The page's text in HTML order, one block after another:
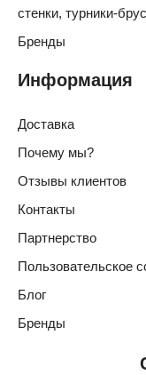
стенки, турники-
Бренды
Информация
Доставка
Почему мы?
Отзывы клиентов
Контакты
Партнерство
Пользовательское
Блог
Бренды